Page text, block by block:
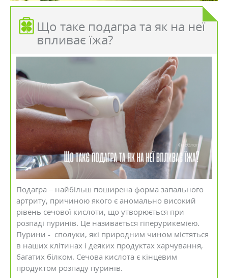
Що таке подагра та як на неї
впливає їжа?
Подагра – найбільш поширена форма запального
артриту, причиною якого є аномально високий
рівень сечової кислоти, що утворюється при
розпаді пуринів. Це називається гіперурикемією.
Пурини - сполуки, які природним чином містяться
в наших клітинах і деяких продуктах харчування,
багатих білком. Сечова кислота є кінцевим
продуктом розпаду пуринів.